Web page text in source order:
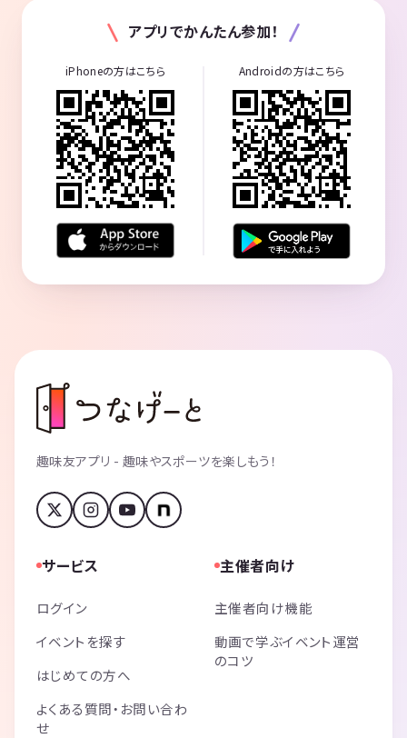
アプリでかんたん参加！
iPhoneの方はこちら Androidの方はこちら
趣味友アプリ - 趣味やスポーツを楽しもう！
サービス
ログイン
イベントを探す
はじめての方へ
よくある質問・お問い合わ
せ
主催者向け
主催者向け機能
動画で学ぶイベント運営
のコツ